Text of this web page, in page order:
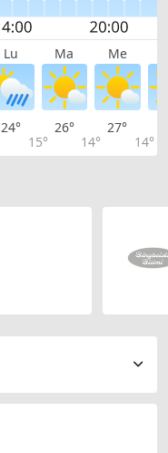
Lu Ma Me
24°
15°
26°
14°
27°
14°